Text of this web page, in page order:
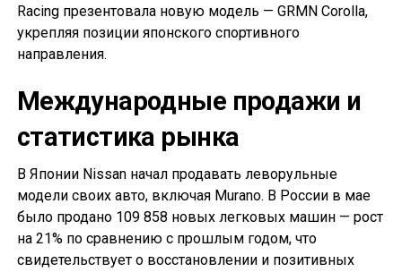
Racing презентовала новую модель — GRMN Corolla,
укрепляя позиции японского спортивного
направления.
Международные продажи и
статистика рынка
В Японии Nissan начал продавать леворульные
модели своих авто, включая Murano. В России в мае
было продано 109 858 новых легковых машин — рост
на 21% по сравнению с прошлым годом, что
свидетельствует о восстановлении и позитивных